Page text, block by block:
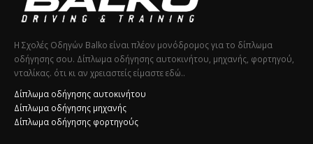
Η Σχολές Οδηγών Balko είναι πλέον μονόδρομος για το δίπλωμα
οδήγησης σου. Δίπλωμα οδήγησης αυτοκινήτου, μηχανής, φορτηγού,
νταλίκας. ότι κι αν χρειαστείς είμαστε εδώ..
Δίπλωμα οδήγησης αυτοκινήτου
Δίπλωμα οδήγησης μηχανής
Δίπλωμα οδήγησης φορτηγούς